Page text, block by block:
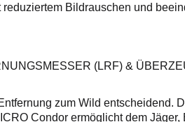
Bildrauschen und
(LRF) &
zum Wild entscheidend.
Condor ermöglicht dem Jäger,